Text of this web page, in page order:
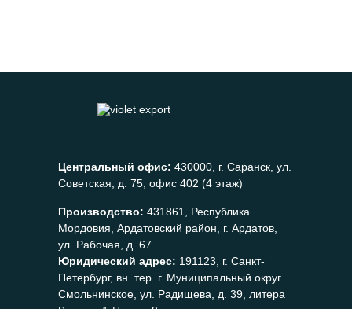
Центральный офис: 430000, г. Саранск, ул.
Советская, д. 75, офис 402 (4 этаж)
Производство: 431861, Республика
Мордовия, Ардатовский район, г. Ардатов,
ул. Рабочая, д. 67
Юридический адрес: 191123, г. Санкт-
Петербург, вн. тер. г. Муниципальный округ
Смольнинское, ул. Радищева, д. 39, литера